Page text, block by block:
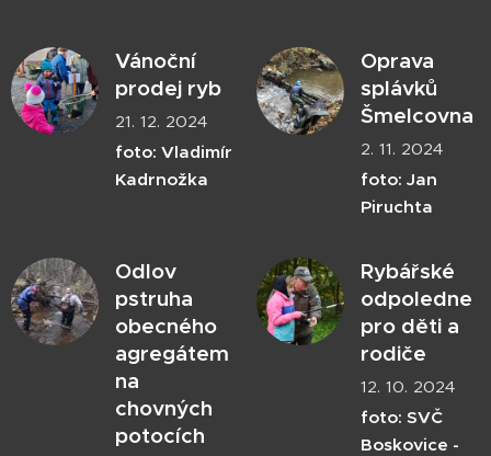
Vánoční
prodej ryb
21. 12. 2024
foto: Vladimír
Kadrnožka
Oprava
splávků
Šmelcovna
2. 11. 2024
foto: Jan
Piruchta
Odlov
pstruha
obecného
agregátem
na
chovných
potocích
Rybářské
odpoledne
pro děti a
rodiče
12. 10. 2024
foto: SVČ
Boskovice -